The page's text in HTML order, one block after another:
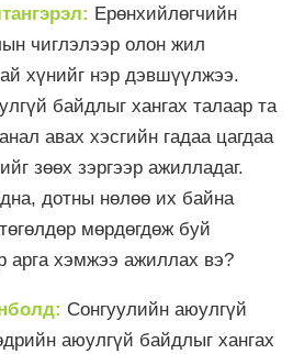
Ерөнхийлөгчийн
чиглэлээр олон жил
хүнийг нэр дэвшүүлжээ.
байдлыг хангах талаар та
авах хэсгийн гадаа цагдаа
зөөх зэргээр ажилладаг.
дотны нөлөө их байна
мөрдөгдөж буй
арга хэмжээ ажиллах вэ?
Сонгуулийн аюулгүй
аюулгүй байдлыг хангах